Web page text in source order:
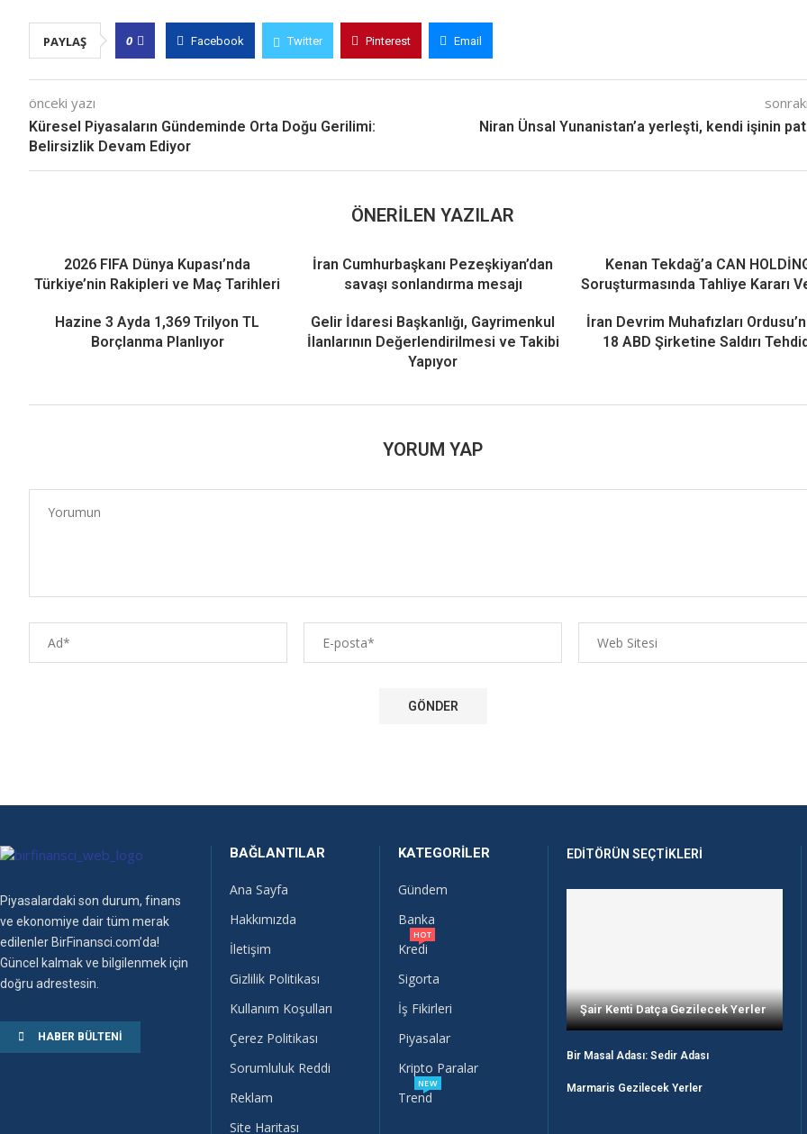
PAYLAŞ 0 Facebook Twitter Pinterest Email
önceki yazı
Küresel Piyasaların Gündeminde Orta Doğu Gerilimi:
Belirsizlik Devam Ediyor
Niran Ünsal Yunanistan’a yerleşti, kendi işinin
ÖNERILEN YAZILAR
2026 FIFA Dünya Kupası’nda
Türkiye’nin Rakipleri ve Maç Tarihleri
İran Cumhurbaşkanı Pezeşkiyan’dan
savaşı sonlandırma mesajı
Kenan Tekdağ’a CAN
Soruşturmasında Tahliye Kararı
Hazine 3 Ayda 1,369 Trilyon TL
Borçlanma Planlıyor
Gelir İdaresi Başkanlığı, Gayrimenkul
İlanlarının Değerlendirilmesi ve Takibi
Yapıyor
İran Devrim Muhafızları
18 ABD Şirketine Saldırı
YORUM YAP
Piyasalardaki son durum, finans
ve ekonomiye dair tüm merak
edilenler BirFinansci.com’da!
Güncel kalmak ve bilgilenmek için
doğru adrestesin.
HABER BÜLTENI
BAĞLANTILAR
Ana Sayfa
Hakkımızda
İletişim
Gizlilik Politikası
Kullanım Koşulları
Çerez Politikası
Sorumluluk Reddi
Reklam
Site Haritası
KATEGORILER
Gündem
Banka
Kredi
HOT
Sigorta
İş Fikirleri
Piyasalar
Kripto Paralar
Trend
NEW
EDITÖRÜN SEÇTIKLERI
Şair Kenti Datça Gezilecek Yerler
Bir Masal Adası: Sedir Adası
Marmaris Gezilecek Yerler